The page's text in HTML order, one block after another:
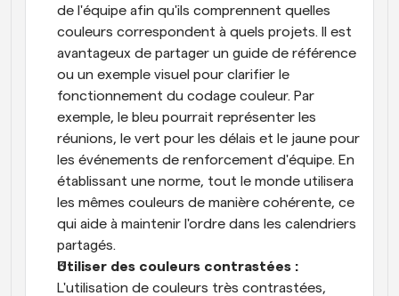
de l'équipe afin qu'ils comprennent quelles
couleurs correspondent à quels projets. Il est
avantageux de partager un guide de référence
ou un exemple visuel pour clarifier le
fonctionnement du codage couleur. Par
exemple, le bleu pourrait représenter les
réunions, le vert pour les délais et le jaune pour
les événements de renforcement d'équipe. En
établissant une norme, tout le monde utilisera
les mêmes couleurs de manière cohérente, ce
qui aide à maintenir l'ordre dans les calendriers
partagés.
L'utilisation de couleurs très contrastées,